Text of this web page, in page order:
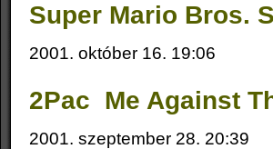
Super Mario Bros.
2001. október 16. 19:06
2Pac  Me Against
2001. szeptember 28. 20:39